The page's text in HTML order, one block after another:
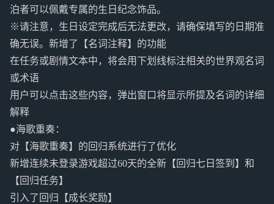
泊者可以佩戴专属的生日纪念饰品。
※请注意，生日设定完成后无法更改，请确保填写的日期准
确无误。新增了【名词注释】的功能
在任务或剧情文本中，将会用下划线标注相关的世界观名词
或术语
用户可以点击这些内容，弹出窗口将显示所提及名词的详细
解释
●海歌重奏：
对【海歌重奏】的回归系统进行了优化
新增连续未登录游戏超过60天的全新【回归七日签到】和
【回归任务】
引入了回归【成长奖励】